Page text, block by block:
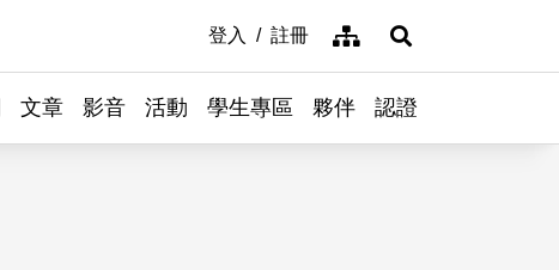
登入 註冊 網站導覽展開搜尋
文章 影音 活動 學生專區 夥伴 認證